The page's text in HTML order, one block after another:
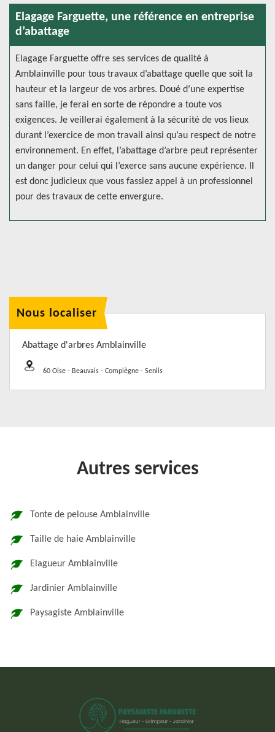
Elagage Farguette, une référence en entreprise
d’abattage
Elagage Farguette offre ses services de qualité à
Amblainville pour tous travaux d’abattage quelle que soit la
hauteur et la largeur de vos arbres. Doué d’une expertise
sans faille, je ferai en sorte de répondre a toute vos
exigences. Je veillerai également à la sécurité de vos lieux
durant l’exercice de mon travail ainsi qu’au respect de notre
environnement. En effet, l’abattage d’arbre peut représenter
un danger pour celui qui l’exerce sans aucune expérience. Il
est donc judicieux que vous fassiez appel à un professionnel
pour des travaux de cette envergure.
Nous localiser
Abattage d'arbres Amblainville
60 Oise - Beauvais - Compiègne - Senlis
Autres services
Tonte de pelouse Amblainville
Taille de haie Amblainville
Elagueur Amblainville
Jardinier Amblainville
Paysagiste Amblainville